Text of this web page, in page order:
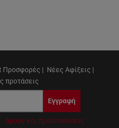
Προσφορές | Νέες Αφίξεις |
προτάσεις
Εγγραφή
όρους και προϋποθέσεις